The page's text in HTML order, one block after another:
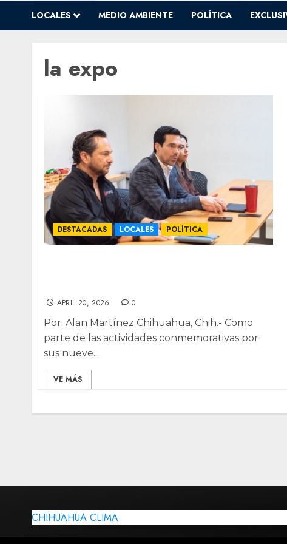
LOCALES MEDIO AMBIENTE POLÍTICA
la expo
DESTACADAS LOCALES POLÍTICA
APRIL 20, 2026 0
Por: Alan Martínez Chihuahua, Chih.- Como
parte de las actividades conmemorativas por
sus nueve...
VE MÁS
CHIHUAHUA CLIMA